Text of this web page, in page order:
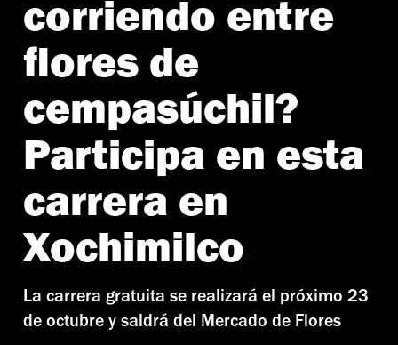
corriendo entre
flores de
cempasúchil?
Participa en esta
carrera en
Xochimilco
La carrera gratuita se realizará el próximo 23
de octubre y saldrá del Mercado de Flores